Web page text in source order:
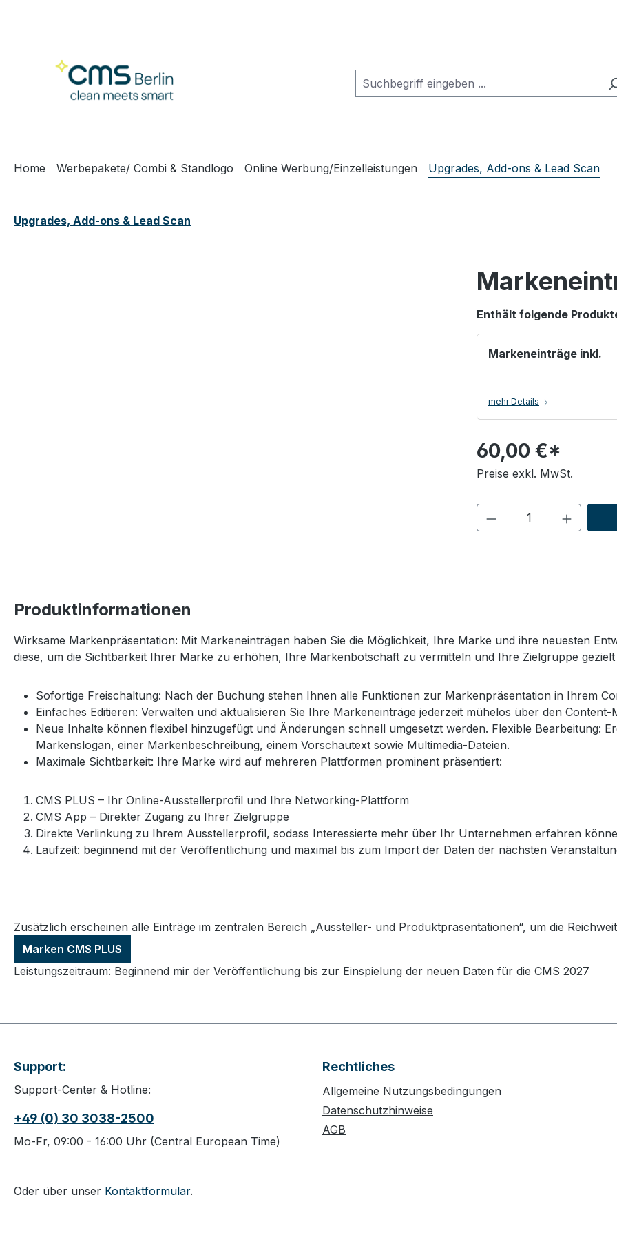
Home Werbepakete/ Combi & Standlogo Online Werbung/Einzelleistungen Upgrades, Add-ons & Lead Scan
Upgrades, Add-ons & Lead Scan
Enthält folgende
Markeneinträge inkl.
mehr Details
60,00 €*
Preise exkl. MwSt.
Produktinformationen
Wirksame Markenpräsentation: Mit Markeneinträgen haben Sie die Möglichkeit, Ihre Marke und ihre neuesten
diese, um die Sichtbarkeit Ihrer Marke zu erhöhen, Ihre Markenbotschaft zu vermitteln und Ihre Zielgruppe
Sofortige Freischaltung: Nach der Buchung stehen Ihnen alle Funktionen zur Markenpräsentation in Ihrem
Einfaches Editieren: Verwalten und aktualisieren Sie Ihre Markeneinträge jederzeit mühelos über den Content-
Neue Inhalte können flexibel hinzugefügt und Änderungen schnell umgesetzt werden. Flexible Bearbeitung:
Markenslogan, einer Markenbeschreibung, einem Vorschautext sowie Multimedia-Dateien.
Maximale Sichtbarkeit: Ihre Marke wird auf mehreren Plattformen prominent präsentiert:
CMS PLUS – Ihr Online-Ausstellerprofil und Ihre Networking-Plattform
CMS App – Direkter Zugang zu Ihrer Zielgruppe
Direkte Verlinkung zu Ihrem Ausstellerprofil, sodass Interessierte mehr über Ihr Unternehmen erfahren
Laufzeit: beginnend mit der Veröffentlichung und maximal bis zum Import der Daten der nächsten
Zusätzlich erscheinen alle Einträge im zentralen Bereich „Aussteller- und Produktpräsentationen“, um die
Marken CMS PLUS
Leistungszeitraum: Beginnend mir der Veröffentlichung bis zur Einspielung der neuen Daten für die CMS 2027
Support:
Support-Center & Hotline:
+49 (0) 30 3038-2500
Mo-Fr, 09:00 - 16:00 Uhr (Central European Time)
Oder über unser Kontaktformular.
Rechtliches
Allgemeine Nutzungsbedingungen
Datenschutzhinweise
AGB